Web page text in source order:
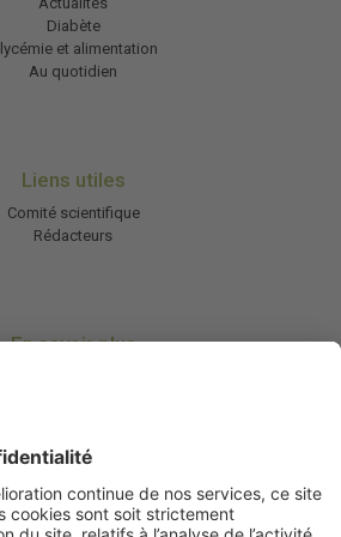
Diabète
et alimentation
Au quotidien
Liens utiles
Comité scientifique
Rédacteurs
En savoir plus
vous à notre newsletter